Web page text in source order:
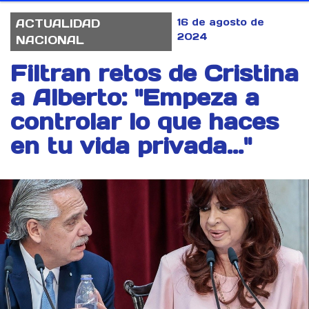
ACTUALIDAD
NACIONAL
16 de agosto de
2024
Filtran retos de Cristina
a Alberto: "Empeza a
controlar lo que haces
en tu vida privada..."